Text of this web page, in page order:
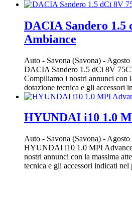
DACIA Sandero 1.5
Ambiance
Auto - Savona (Savona) - Agosto
DACIA Sandero 1.5 dCi 8V
Compiliamo i nostri annunci con
dotazione tecnica e gli accessori
HYUNDAI i10 1.0
Auto - Savona (Savona) - Agosto
HYUNDAI i10 1.0 MPI
nostri annunci con la massima
tecnica e gli accessori indicati nel